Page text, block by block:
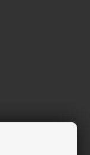
lange ører samt